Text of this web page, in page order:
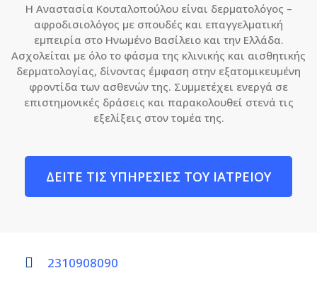
Η Αναστασία Κουταλοπούλου είναι δερματολόγος –
αφροδισιολόγος με σπουδές και επαγγελματική
εμπειρία στο Ηνωμένο Βασίλειο και την Ελλάδα.
Ασχολείται με όλο το φάσμα της κλινικής και αισθητικής
δερματολογίας, δίνοντας έμφαση στην εξατομικευμένη
φροντίδα των ασθενών της. Συμμετέχει ενεργά σε
επιστημονικές δράσεις και παρακολουθεί στενά τις
εξελίξεις στον τομέα της.
ΔΕΙΤΕ ΤΙΣ ΥΠΗΡΕΣΙΕΣ ΤΟΥ ΙΑΤΡΕΙΟΥ
2310908090